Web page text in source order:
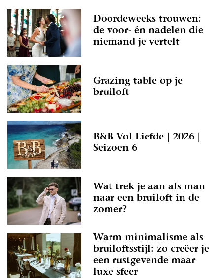
Doordeweeks trouwen:
de voor- én nadelen die
niemand je vertelt
Grazing table op je
bruiloft
B&B Vol Liefde | 2026 |
Seizoen 6
Wat trek je aan als man
naar een bruiloft in de
zomer?
Warm minimalisme als
bruiloftsstijl: zo creëer je
een rustgevende maar
luxe sfeer